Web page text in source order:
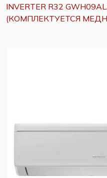
INVERTER R32
(КОМПЛЕКТУЕТСЯ